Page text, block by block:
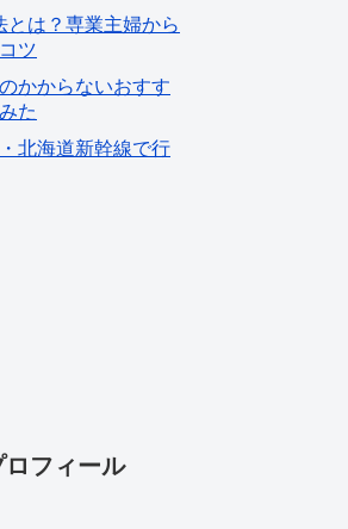
とは？専業主婦から
ツ
かからないおすす
た
北海道新幹線で行
フィール